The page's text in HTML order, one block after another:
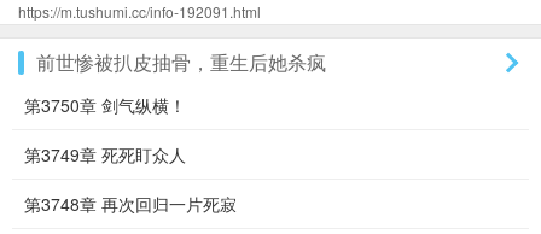
https://m.tushumi.cc/info-192091.html
前世惨被扒皮抽骨，重生后她杀疯
第3750章 剑气纵横！
第3749章 死死盯众人
第3748章 再次回归一片死寂